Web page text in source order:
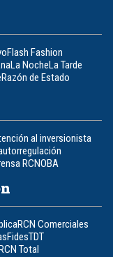
Flash Fashion
La NocheLa Tarde
Razón de Estado
al inversionista
RCNOBA
RCN Comerciales
FidesTDT
Total